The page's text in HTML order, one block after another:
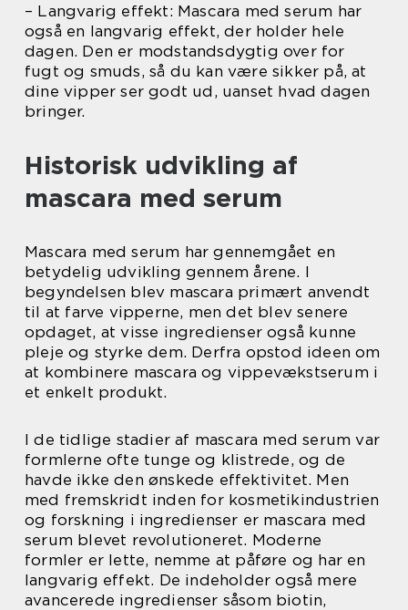
– Langvarig effekt: Mascara med serum har
også en langvarig effekt, der holder hele
dagen. Den er modstandsdygtig over for
fugt og smuds, så du kan være sikker på, at
dine vipper ser godt ud, uanset hvad dagen
bringer.
Historisk udvikling af
mascara med serum
Mascara med serum har gennemgået en
betydelig udvikling gennem årene. I
begyndelsen blev mascara primært anvendt
til at farve vipperne, men det blev senere
opdaget, at visse ingredienser også kunne
pleje og styrke dem. Derfra opstod ideen om
at kombinere mascara og vippevækstserum i
et enkelt produkt.
I de tidlige stadier af mascara med serum var
formlerne ofte tunge og klistrede, og de
havde ikke den ønskede effektivitet. Men
med fremskridt inden for kosmetikindustrien
og forskning i ingredienser er mascara med
serum blevet revolutioneret. Moderne
formler er lette, nemme at påføre og har en
langvarig effekt. De indeholder også mere
avancerede ingredienser såsom biotin,